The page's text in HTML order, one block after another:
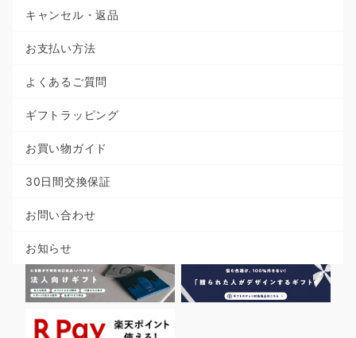
キャンセル・返品
お支払い方法
よくあるご質問
ギフトラッピング
お買い物ガイド
30日間交換保証
お問い合わせ
お知らせ